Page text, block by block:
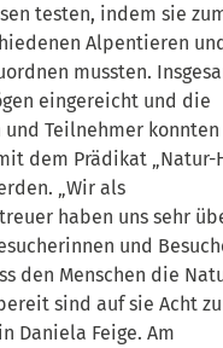
testen, indem sie
Alpentieren
mussten.
eingereicht und die
und Teilnehmer
dem Prädikat „Natur-
„Wir als
haben uns sehr
und
den Menschen die
sind auf sie Acht zu
Daniela Feige. Am